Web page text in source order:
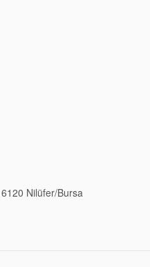
Nilüfer/Bursa